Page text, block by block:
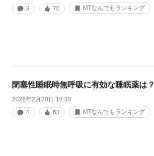
3
70 MTなんでもランキング
閉塞性睡眠時無呼吸に有効な睡眠薬は？
2026年2月20日 18:30
4
63 MTなんでもランキング